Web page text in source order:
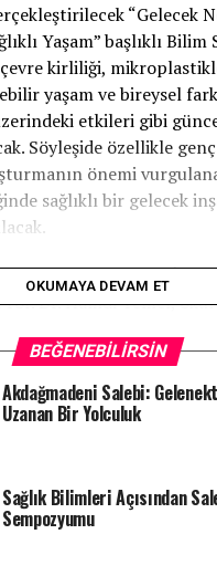
“Gelecek
Yaşam” başlıklı Bilim
kirliliği,
yaşam ve bireysel
etkileri gibi
Söyleşide özellikle
önemi
sağlıklı bir gelecek
düzenlenecek
Dr. Hamdi Temel,
bir dille kaleme
hayati önemi ve insan
risk faktörleri gibi
okurlarla birebir sohbet
bilime olan ilgisini
kazandırmayı ve kitap
amaçlamaktadır.
OKUMAYA DEVAM ET
BEĞENEBILIRSIN
Akdağmadeni Salebi:
Uzanan Bir Yolculuk
Sağlık Bilimleri Açısından
Sempozyumu